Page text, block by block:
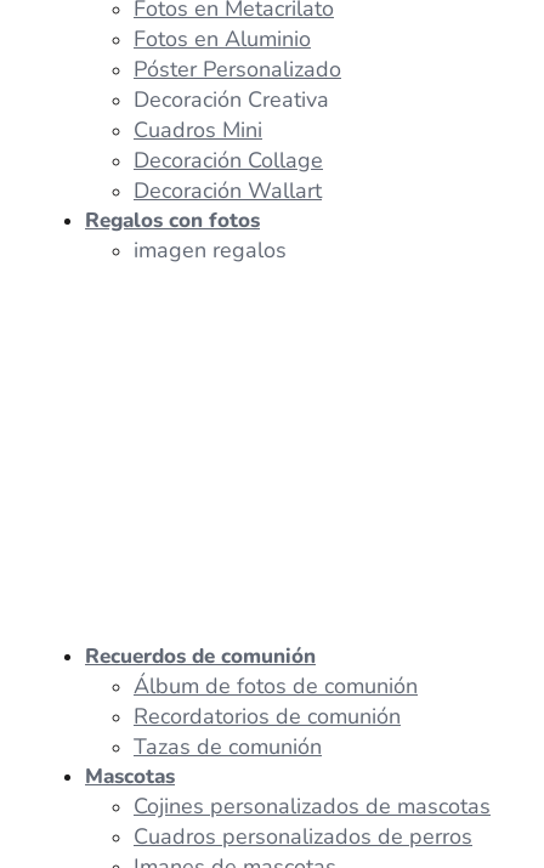
Fotos en Metacrilato
Fotos en Aluminio
Póster Personalizado
Decoración Creativa
Cuadros Mini
Decoración Collage
Decoración Wallart
Regalos con fotos
imagen regalos
Recuerdos de comunión
Álbum de fotos de comunión
Recordatorios de comunión
Tazas de comunión
Mascotas
Cojines personalizados de mascotas
Cuadros personalizados de perros